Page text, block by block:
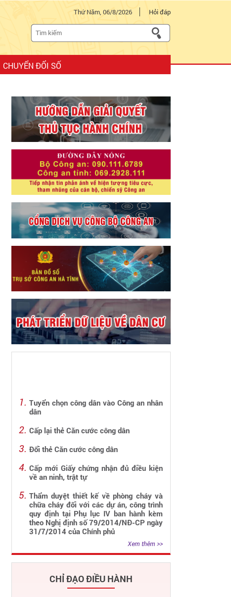
Thứ Năm, 06/8/2026 Hỏi đáp
CHUYỂN ĐỔI SỐ
Tuyển chọn công dân vào Công an nhân
dân
Cấp lại thẻ Căn cước công dân
Đổi thẻ Căn cước công dân
Cấp mới Giấy chứng nhận đủ điều kiện
về an ninh, trật tự
Thẩm duyệt thiết kế về phòng cháy và
chữa cháy đối với các dự án, công trình
quy định tại Phụ lục IV ban hành kèm
theo Nghị định số 79/2014/NĐ-CP ngày
31/7/2014 của Chính phủ
Xem thêm >>
CHỈ ĐẠO ĐIỀU HÀNH